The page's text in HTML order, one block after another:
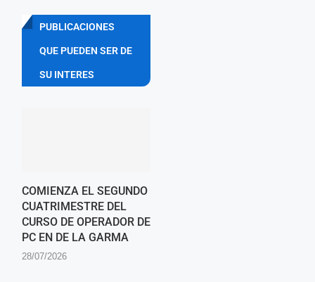
PUBLICACIONES
QUE PUEDEN SER DE
SU INTERES
COMIENZA EL SEGUNDO
CUATRIMESTRE DEL
CURSO DE OPERADOR DE
PC EN DE LA GARMA
28/07/2026